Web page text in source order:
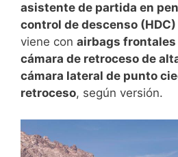
asistente de partida en
control de descenso
viene con airbags frontales
cámara de retroceso de
cámara lateral de punto
retroceso, según versión.